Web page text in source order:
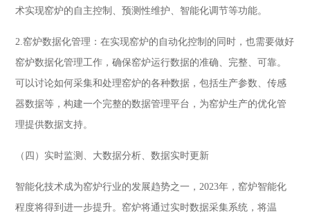
术实现窑炉的自主控制、预测性维护、智能化调节等功能。
2.窑炉数据化管理：在实现窑炉的自动化控制的同时，也需要做好
窑炉数据化管理工作，确保窑炉运行数据的准确、完整、可靠。
可以讨论如何采集和处理窑炉的各种数据，包括生产参数、传感
器数据等，构建一个完整的数据管理平台，为窑炉生产的优化管
理提供数据支持。
（四）实时监测、大数据分析、数据实时更新
智能化技术成为窑炉行业的发展趋势之一，2023年，窑炉智能化
程度将得到进一步提升。窑炉将通过实时数据采集系统，将温